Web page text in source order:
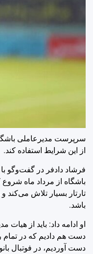
سرپرست مدیرعاملی
از این شرایط استفاده کند.
فرشاد دادفر در گفت‌وگو
تارتار بسیار تلاش
باشد.
او ادامه داد: باید از
دست هم دادیم که در تمام
دست آوردیم، در فوتبال